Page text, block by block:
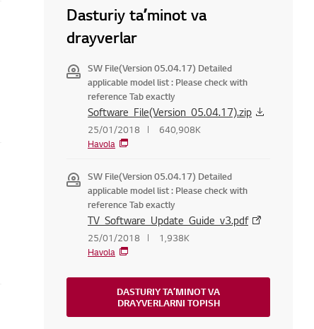
Dasturiy taʼminot va
drayverlar
SW File(Version 05.04.17) Detailed
applicable model list : Please check with
reference Tab exactly
Software_File(Version_05.04.17).zip
25/01/2018
640,908K
Havola
SW File(Version 05.04.17) Detailed
applicable model list : Please check with
reference Tab exactly
TV_Software_Update_Guide_v3.pdf
25/01/2018
1,938K
Havola
DASTURIY TAʼMINOT VA
DRAYVERLARNI TOPISH